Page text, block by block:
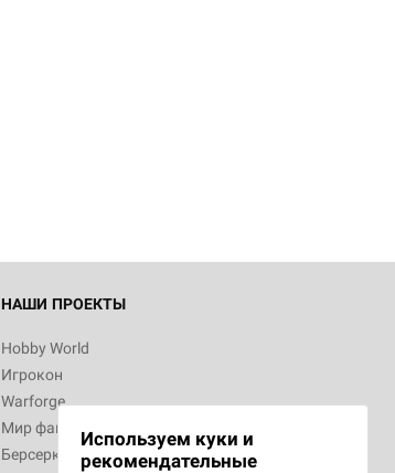
НАШИ ПРОЕКТЫ
Hobby World
Игрокон
Warforge
Мир фантастики
Берсерк
Используем куки и
рекомендательные